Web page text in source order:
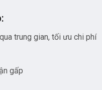
trung gian, tối ưu chi phí
gấp